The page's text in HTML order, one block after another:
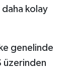
daha kolay
genelinde
üzerinden